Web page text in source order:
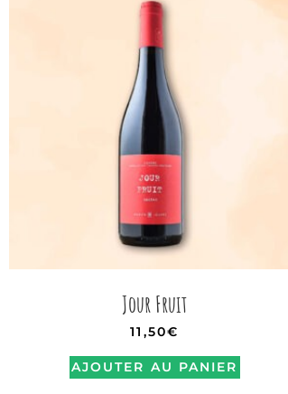
Jour Fruit
11,50€
AJOUTER AU PANIER